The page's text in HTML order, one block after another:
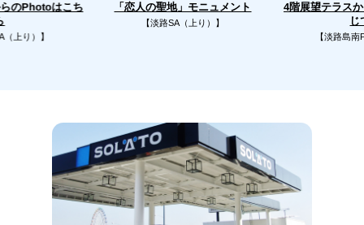
のPhotoはこち
（上り）】
「恋人の聖地」モニュメント
【淡路SA（上り）】
4階展望テラス
じ
【淡路島南